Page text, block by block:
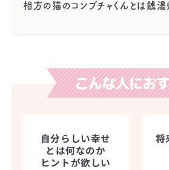
相方の猫のコンブチャくんとは銭湯
自分らしい幸せ
とは何なのか
ヒントが欲しい
将